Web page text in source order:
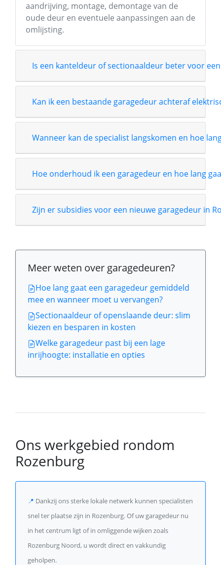
aandrijving, montage, demontage van de
oude deur en eventuele aanpassingen aan de
omlijsting.
Is een kanteldeur of sectionaaldeur beter voor
Kan ik een bestaande garagedeur achteraf
Wanneer kan de specialist langskomen en hoe
Hoe onderhoud ik een garagedeur en hoe lang
Zijn er subsidies voor een nieuwe garagedeur in
Meer weten over garagedeuren?
Hoe lang gaat een garagedeur gemiddeld
mee en wanneer moet u vervangen?
Sectionaaldeur of openslaande deur: slim
kiezen en besparen in kosten
Welke garagedeur past bij een lage
inrijhoogte: installatie en opties
Ons werkgebied rondom
Rozenburg
📍 Dankzij ons sterke lokale netwerk kunnen specialisten
snel ter plaatse zijn in Rozenburg. Of uw garagedeur nu
in het centrum ligt of in omliggende wijken zoals
Rozenburg Noord, u wordt direct en vakkundig
geholpen.